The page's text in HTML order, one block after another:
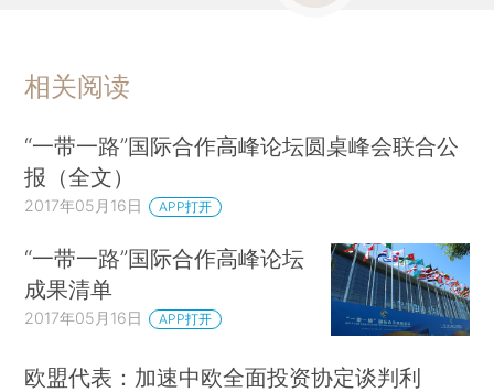
相关阅读
“一带一路”国际合作高峰论坛圆桌峰会联合公
报（全文）
2017年05月16日 APP打开
“一带一路”国际合作高峰论坛
成果清单
2017年05月16日 APP打开
欧盟代表：加速中欧全面投资协定谈判利